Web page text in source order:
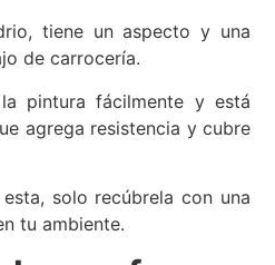
tiene un aspecto y una
de carrocería.
pintura fácilmente y está
agrega resistencia y cubre
solo recúbrela con una
tu ambiente.